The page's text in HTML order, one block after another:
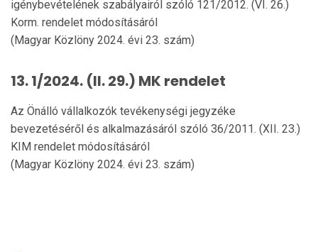
igénybevételének szabályairól szóló 121/2012. (VI. 26.)
Korm. rendelet módosításáról
(Magyar Közlöny 2024. évi 23. szám)
13. 1/2024. (II. 29.) MK rendelet
Az Önálló vállalkozók tevékenységi jegyzéke
bevezetéséről és alkalmazásáról szóló 36/2011. (XII. 23.)
KIM rendelet módosításáról
(Magyar Közlöny 2024. évi 23. szám)